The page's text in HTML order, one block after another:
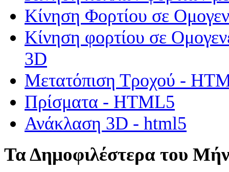
Κίνηση Φορτίου σε
Κίνηση φορτίου σε
3D
Μετατόπιση Τροχού -
Πρίσματα - HTML5
Ανάκλαση 3D - html5
Τα Δημοφιλέστερα του